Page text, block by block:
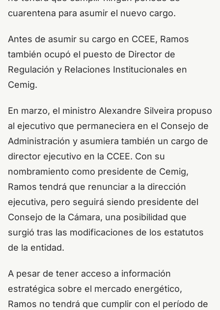
cuarentena para asumir el nuevo cargo.
Antes de asumir su cargo en CCEE, Ramos
también ocupó el puesto de Director de
Regulación y Relaciones Institucionales en
Cemig.
En marzo, el ministro Alexandre Silveira propuso
al ejecutivo que permaneciera en el Consejo de
Administración y asumiera también un cargo de
director ejecutivo en la CCEE. Con su
nombramiento como presidente de Cemig,
Ramos tendrá que renunciar a la dirección
ejecutiva, pero seguirá siendo presidente del
Consejo de la Cámara, una posibilidad que
surgió tras las modificaciones de los estatutos
de la entidad.
A pesar de tener acceso a información
estratégica sobre el mercado energético,
Ramos no tendrá que cumplir con el período de